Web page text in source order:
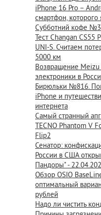
iPhone 16 Pro –
смартфон, которого
Субботний кофе
Тест Changan CS55
UNI-S. Считаем
5000 км
Возвращение
электроники в
Бирюльки №816.
iPhone и
интернета
Самый странный
TECNO Phantom V
Flip2
Сенатор:
России в США
Пандоры" -
Обзор OSIO
оптимальный
рублей
Надо ли чистить